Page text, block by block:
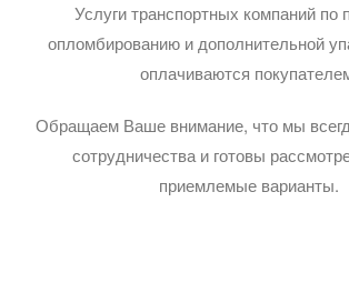
Услуги транспортных компаний по
опломбированию и дополнительной
оплачиваются
Обращаем Ваше внимание, что мы
сотрудничества и готовы
приемлемые варианты.